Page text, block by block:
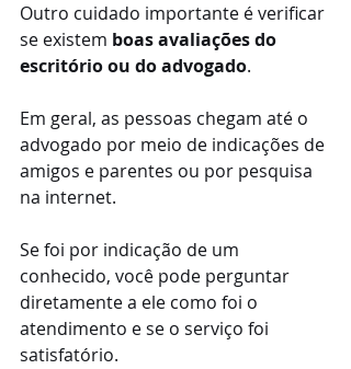
Outro cuidado importante é verificar
se existem boas avaliações do
escritório ou do advogado.
Em geral, as pessoas chegam até o
advogado por meio de indicações de
amigos e parentes ou por pesquisa
na internet.
Se foi por indicação de um
conhecido, você pode perguntar
diretamente a ele como foi o
atendimento e se o serviço foi
satisfatório.